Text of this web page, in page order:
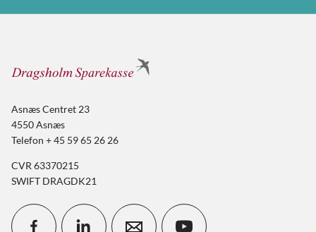
Asnæs Centret 23
4550 Asnæs
Telefon + 45 59 65 26 26
CVR 63370215
SWIFT DRAGDK21